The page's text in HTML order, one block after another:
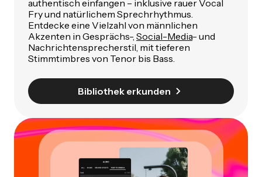
authentisch einfangen – inklusive rauer Vocal
Fry und natürlichem Sprechrhythmus.
Entdecke eine Vielzahl von männlichen
Akzenten in Gesprächs-, Social-Media- und
Nachrichtensprecherstil, mit tieferen
Stimmtimbres von Tenor bis Bass.
Bibliothek erkunden